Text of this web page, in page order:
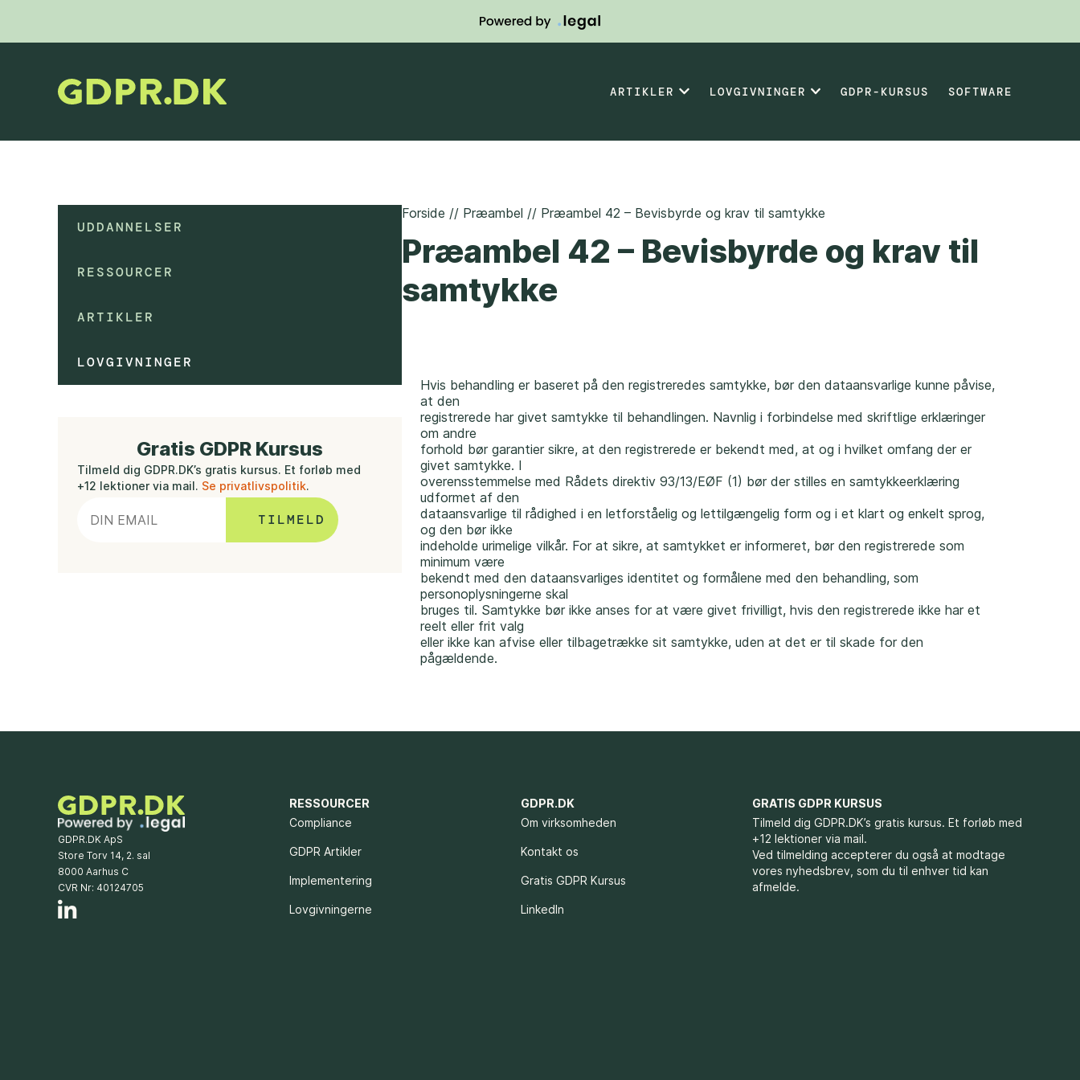
ARTIKLER LOVGIVNINGER GDPR-KURSUS SOFTWARE
UDDANNELSER
RESSOURCER
ARTIKLER
LOVGIVNINGER
Gratis GDPR Kursus
Tilmeld dig GDPR.DK’s gratis kursus. Et forløb med
+12 lektioner via mail. Se privatlivspolitik.
Forside // Præambel // Præambel 42 – Bevisbyrde og krav til samtykke
Præambel 42 – Bevisbyrde og krav til
samtykke
Hvis behandling er baseret på den registreredes samtykke, bør den dataansvarlige kunne påvise,
at den
registrerede har givet samtykke til behandlingen. Navnlig i forbindelse med skriftlige erklæringer
om andre
forhold bør garantier sikre, at den registrerede er bekendt med, at og i hvilket omfang der er
givet samtykke. I
overensstemmelse med Rådets direktiv 93/13/EØF (1) bør der stilles en samtykkeerklæring
udformet af den
dataansvarlige til rådighed i en letforståelig og lettilgængelig form og i et klart og enkelt sprog,
og den bør ikke
indeholde urimelige vilkår. For at sikre, at samtykket er informeret, bør den registrerede som
minimum være
bekendt med den dataansvarliges identitet og formålene med den behandling, som
personoplysningerne skal
bruges til. Samtykke bør ikke anses for at være givet frivilligt, hvis den registrerede ikke har et
reelt eller frit valg
eller ikke kan afvise eller tilbagetrække sit samtykke, uden at det er til skade for den
pågældende.
GDPR.DK ApS
Store Torv 14, 2. sal
8000 Aarhus C
CVR Nr: 40124705
RESSOURCER
Compliance
GDPR Artikler
Implementering
Lovgivningerne
GDPR.DK
Om virksomheden
Kontakt os
Gratis GDPR Kursus
LinkedIn
GRATIS GDPR KURSUS
Tilmeld dig GDPR.DK’s gratis kursus. Et forløb med
+12 lektioner via mail.
Ved tilmelding accepterer du også at modtage
vores nyhedsbrev, som du til enhver tid kan
afmelde.